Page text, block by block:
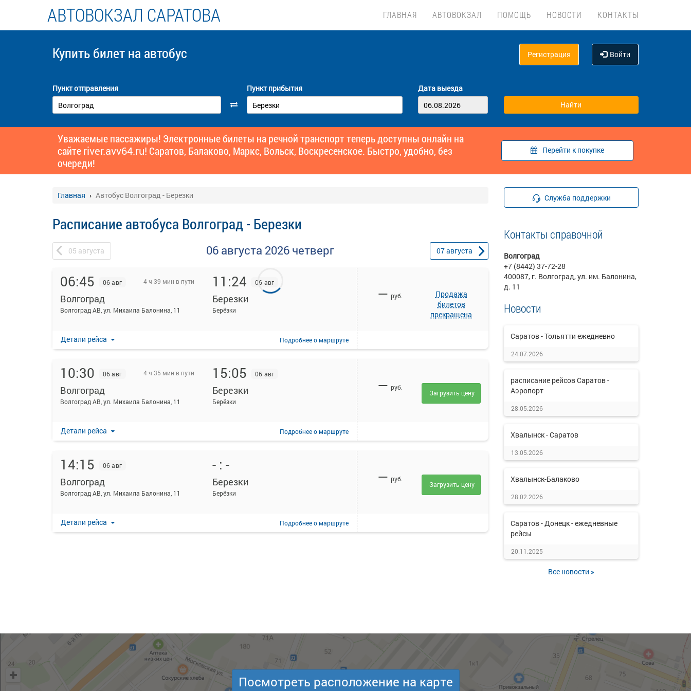
АВТОВОКЗАЛ САРАТОВА ГЛАВНАЯ АВТОВОКЗАЛ ПОМОЩЬ НОВОСТИ КОНТАКТЫ
Купить билет на автобус Регистрация Войти
Пункт отправления Пункт прибытия Дата выезда
Уважаемые пассажиры! Электронные билеты на речной транспорт теперь доступны онлайн на
сайтеriver.avv64.ru! Саратов, Балаково, Маркс, Вольск, Воскресенское. Быстро, удобно, без
очереди!
Перейти к покупке
Главная Автобус Волгоград - Березки
Расписание автобуса Волгоград - Березки
05 августа 06 августа 2026 четверг 07августа
06:45 06 авг 4 ч 39 мин в пути
Волгоград
Волгоград АВ, ул. Михаила Балонина, 11
11:24 06 авг
Березки
Берёзки
Детали рейса Подробнеео маршруте
— руб.
Продажа
билетов
прекращена
10:30 06 авг 4 ч 35 мин в пути
Волгоград
Волгоград АВ, ул. Михаила Балонина, 11
15:05 06 авг
Березки
Берёзки
Детали рейса Подробнеео маршруте
— руб.
Загрузить цену
14:15 06 авг
Волгоград
Волгоград АВ, ул. Михаила Балонина, 11
- : -
Березки
Берёзки
Детали рейса Подробнеео маршруте
— руб.
Загрузить цену
Служба поддержки
Контакты справочной
Волгоград
+7 (8442) 37-72-28
400087, г. Волгоград, ул. им. Балонина,
д. 11
Новости
Саратов - Тольятти ежедневно
24.07.2026
расписание рейсов Саратов -
Аэропорт
28.05.2026
Хвалынск - Саратов
13.05.2026
Хвалынск-Балаково
28.02.2026
Саратов - Донецк - ежедневные
рейсы
20.11.2025
Все новости »
Посмотреть расположение на карте